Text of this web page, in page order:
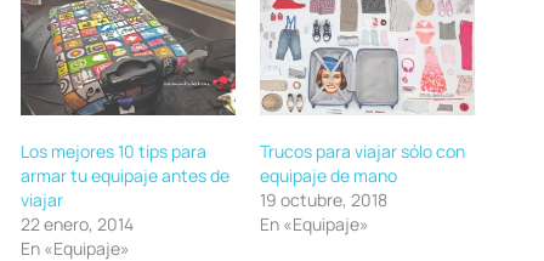
Los mejores 10 tips para
armar tu equipaje antes de
viajar
22 enero, 2014
En «Equipaje»
Trucos para viajar sólo con
equipaje de mano
19 octubre, 2018
En «Equipaje»